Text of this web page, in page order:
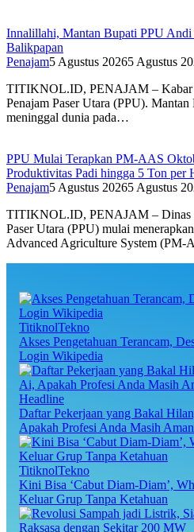
Innalillahi, Mantan Bupati PPU
Balikpapan
Penajam5 Agustus 20265 Agustus
TITIKNOL.ID, PENAJAM – Kabar
Penajam Paser Utara (PPU).
meninggal dunia pada…
PPU Mulai Terapkan PM-AAS
Produktivitas Padi hingga 5 Ton per
Penajam5 Agustus 20265 Agustus
TITIKNOL.ID, PENAJAM – Dinas
Paser Utara (PPU) mulai
Advanced Agriculture System
TitiknolTekno
Akses Pengetahuan Terancam,
Login Wikipedia
Headline
Daftar Pekerjaan yang Bakal
Apakah Profesi Anda Masih
TitiknolTekno
Kini Bisa ‘Cabut Diam-Diam’,
Keluar Grup Tanpa Ketahuan